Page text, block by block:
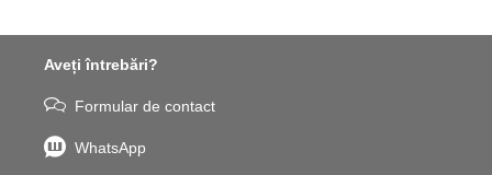
Aveți întrebări?
Formular de contact
WhatsApp